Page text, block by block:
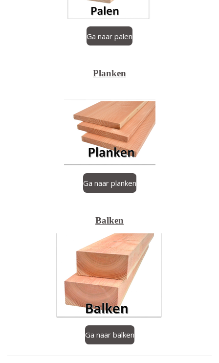
Ga naar palen
Planken
Ga naar planken
Balken
Ga naar balken